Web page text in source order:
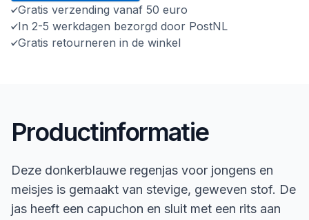
Gratis verzending vanaf 50 euro
In 2-5 werkdagen bezorgd door PostNL
Gratis retourneren in de winkel
Productinformatie
Deze donkerblauwe regenjas voor jongens en
meisjes is gemaakt van stevige, geweven stof. De
jas heeft een capuchon en sluit met een rits aan